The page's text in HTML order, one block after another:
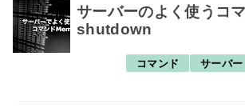
サーバーのよく使うコ
shutdown
コマンド サーバー